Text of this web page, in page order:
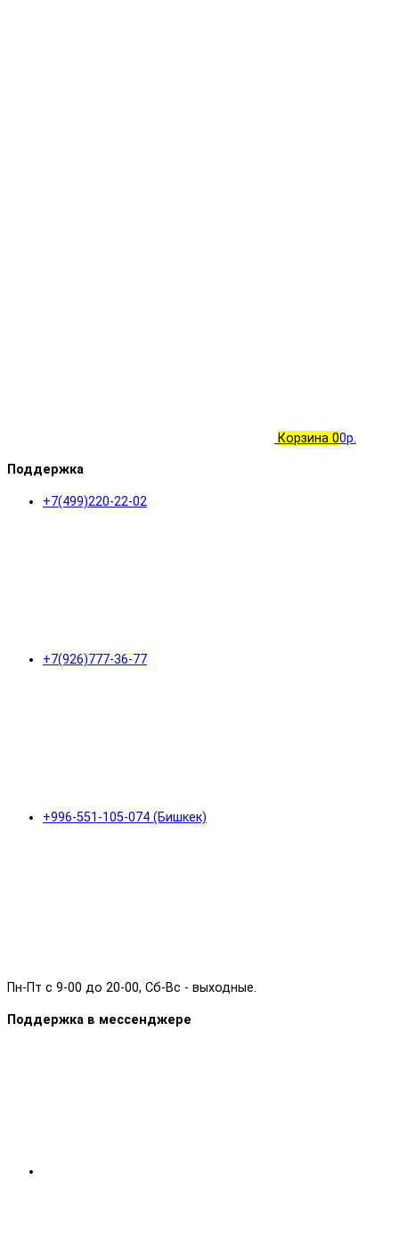
Корзина 00р.
Поддержка
+7(499)220-22-02
+7(926)777-36-77
+996-551-105-074 (Бишкек)
Пн-Пт с 9-00 до 20-00, Сб-Вс - выходные.
Поддержка в мессенджере